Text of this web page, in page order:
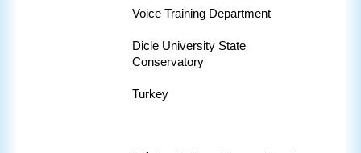
Voice Training Department
Dicle University State
Conservatory
Turkey